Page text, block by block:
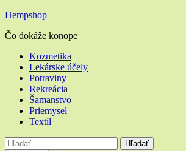
Hempshop
Čo dokáže konope
Hlavné
menu
Kozmetika
Lekárske účely
Potraviny
Rekreácia
Šamanstvo
Priemysel
Textil
Vyhľadávanie
Hľadať: